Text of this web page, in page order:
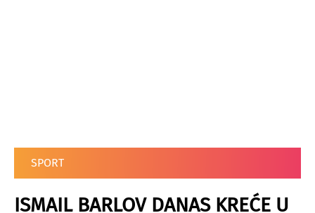
SPORT
ISMAIL BARLOV DANAS KREĆE U